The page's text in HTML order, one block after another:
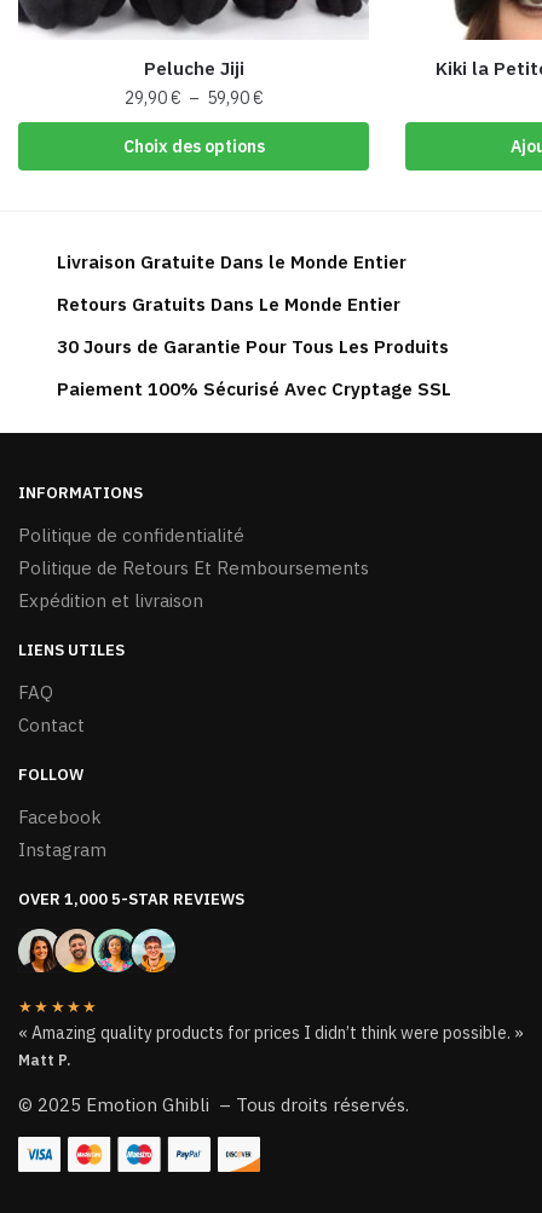
Peluche Jiji
29,90€ – 59,90€Plage
de
prix :
29,90 €
Choix des options
Ce
produit
variations.
options
peuvent
choisies
sur
produit
Kiki la
Livraison Gratuite Dans le Monde Entier
Retours Gratuits Dans Le Monde Entier
30 Jours de Garantie Pour Tous Les Produits
Paiement 100% Sécurisé Avec Cryptage SSL
INFORMATIONS
Politique de confidentialité
Politique de Retours Et Remboursements
Expédition et livraison
LIENS UTILES
FAQ
Contact
FOLLOW
Facebook
Instagram
OVER 1,000 5-STAR REVIEWS
★★★★★
« Amazing quality products for prices I didn’t think were possible. »
Matt P.
© 2025 Emotion Ghibli – Tous droits réservés.